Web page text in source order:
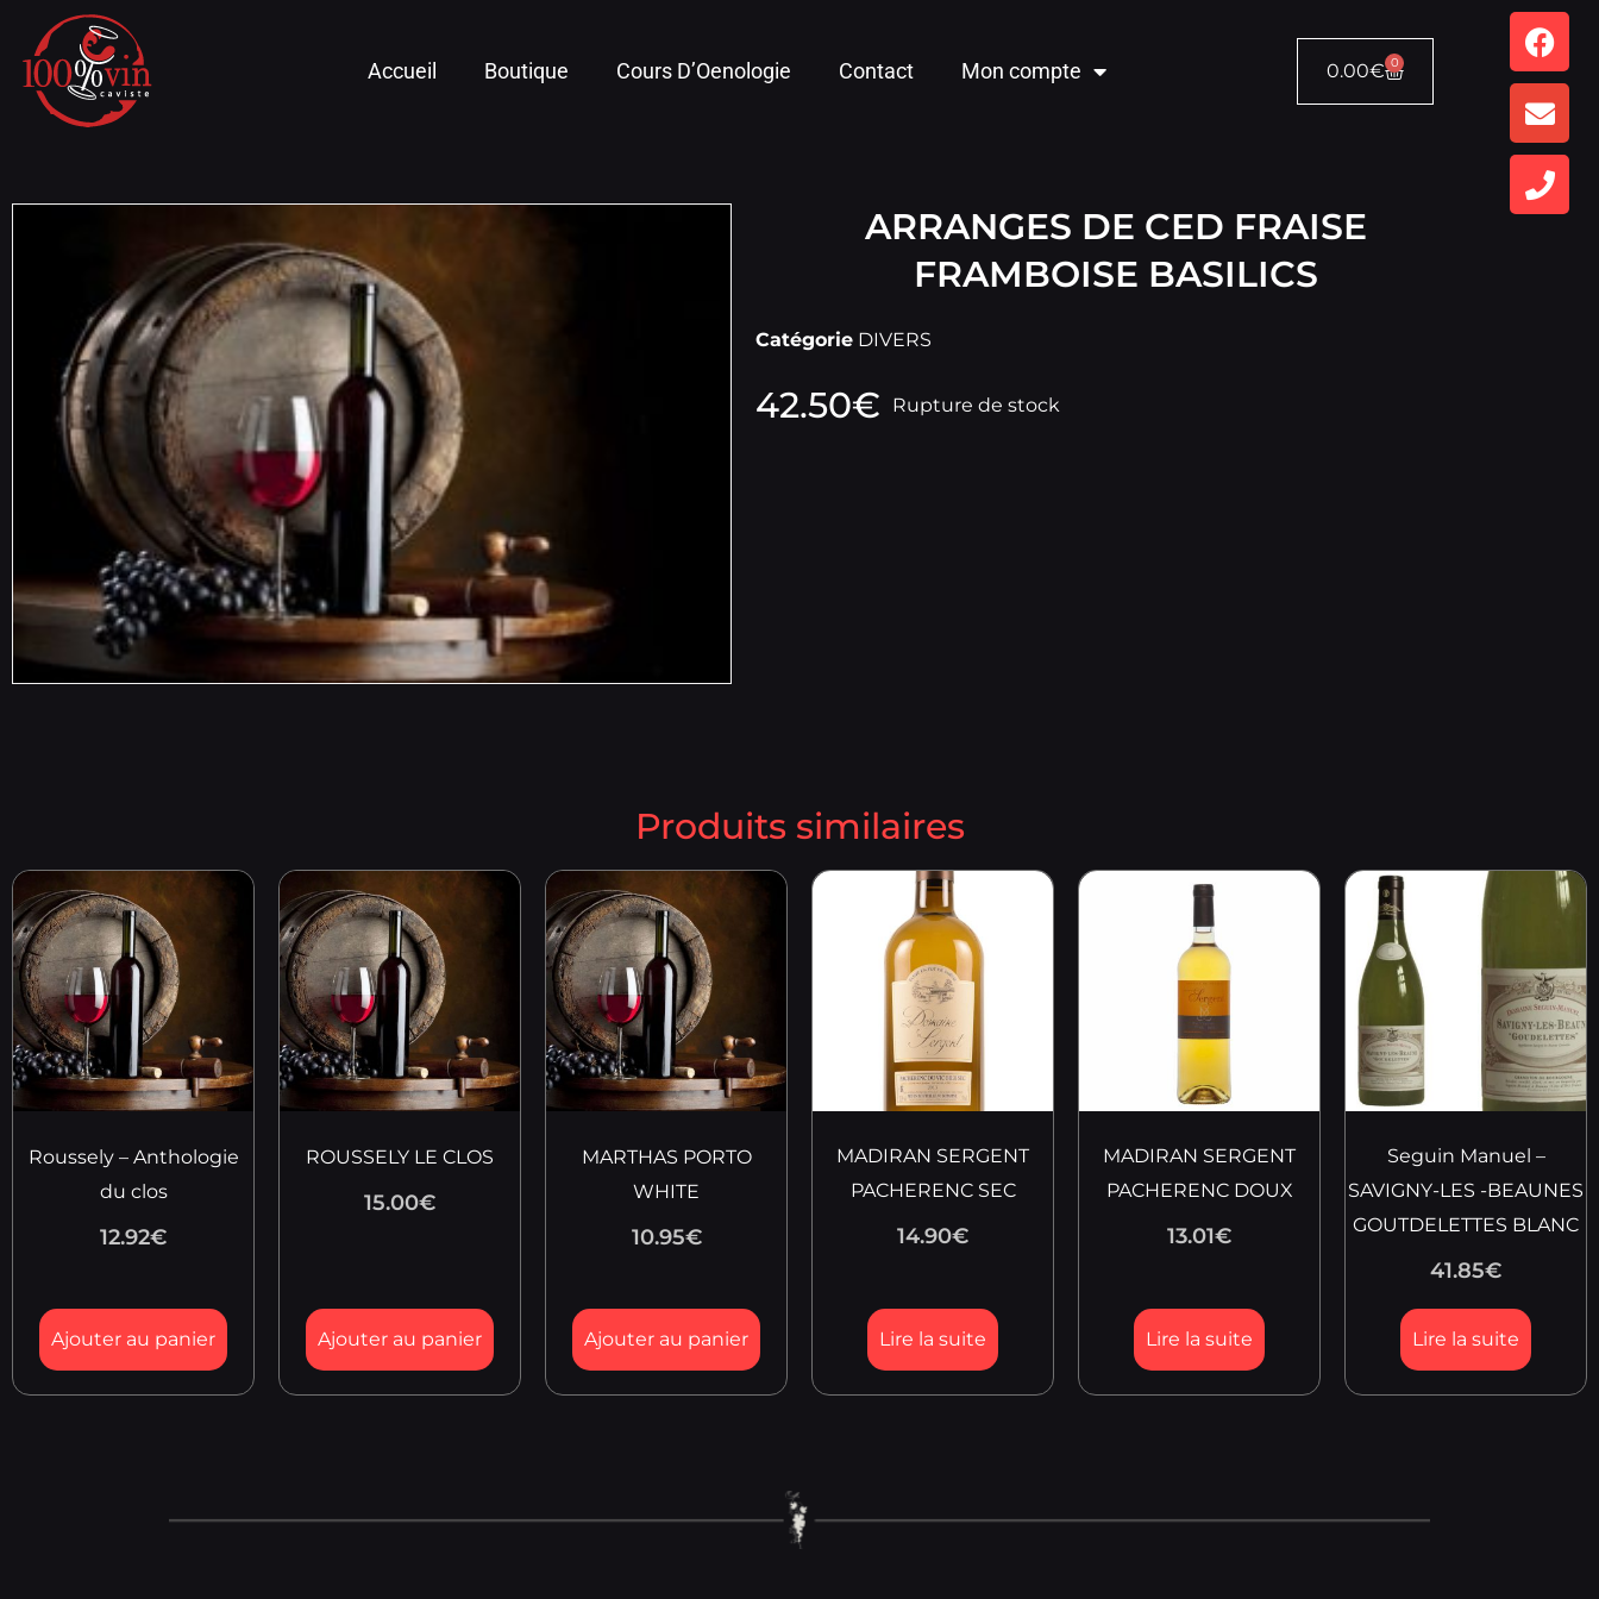
Accueil Boutique Cours D’Oenologie Contact Mon compte 0.00€ 0
ARRANGES DE CED FRAISE
FRAMBOISE BASILICS
Catégorie DIVERS
42.50€ Rupture de stock
Produits similaires
Roussely – Anthologie
du clos
12.92€
Ajouter au panier
ROUSSELY LE CLOS
15.00€
Ajouter au panier
MARTHAS PORTO
WHITE
10.95€
Ajouter au panier
MADIRAN SERGENT
PACHERENC SEC
14.90€
Lire la suite
MADIRAN SERGENT
PACHERENC DOUX
13.01€
Lire la suite
Seguin Manuel –
SAVIGNY-LES -BEAUNES
GOUTDELETTES BLANC
41.85€
Lire la suite